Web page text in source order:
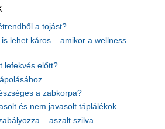
a tojást?
lehet káros – amikor a wellness
lefekvés előtt?
a zabkorpa?
és nem javasolt táplálékok
– aszalt szilva